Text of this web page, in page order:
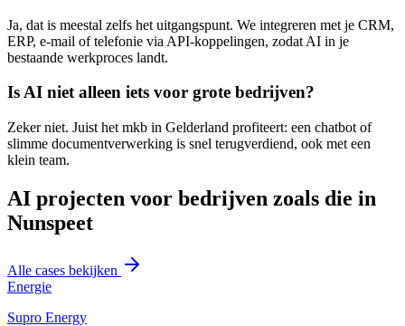
Ja, dat is meestal zelfs het uitgangspunt. We integreren met je CRM,
ERP, e-mail of telefonie via API-koppelingen, zodat AI in je
bestaande werkproces landt.
Is AI niet alleen iets voor grote bedrijven?
Zeker niet. Juist het mkb in Gelderland profiteert: een chatbot of
slimme documentverwerking is snel terugverdiend, ook met een
klein team.
AI projecten voor bedrijven zoals die in
Nunspeet
Alle cases bekijken
Energie
Supro Energy